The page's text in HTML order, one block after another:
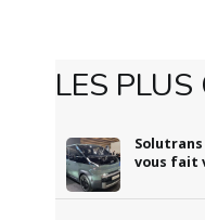
LES PLUS
vous fait